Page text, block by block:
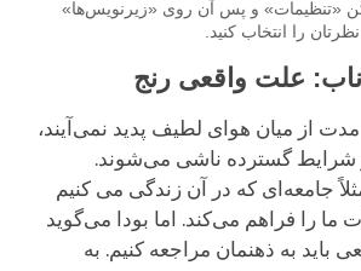
«تنظیمات» و پس آن روی «زیرنویس‌ها»
را انتخاب کنید.
علت واقعی رنج
مدت از میان هوای لطیف پدید نمی‌آیند،
و شرایط گسترده‌ ناشی می‌شوند.
جامعه‌ای که در آن زندگی می کنیم
ما را فراهم می‌کند. اما بودا می‌گوید
باید به ذهنمان مراجعه کنیم. به